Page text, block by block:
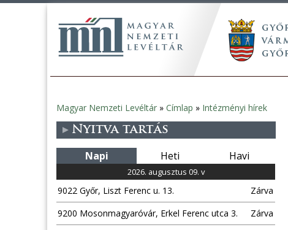
Jelenlegi
hely
Magyar Nemzeti Levéltár » Címlap » Intézményi hírek
Nyitva tartás
Napi Heti Havi
2026. augusztus 09. v
9022 Győr, Liszt Ferenc u. 13.
Zárva
9200 Mosonmagyaróvár, Erkel Ferenc utca 3.
Zárva